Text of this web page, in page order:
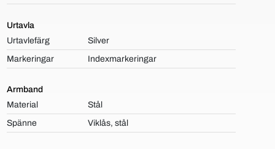
Urtavla
Urtavlefärg
Silver
Markeringar
Indexmarkeringar
Armband
Material
Stål
Spänne
Viklås, stål